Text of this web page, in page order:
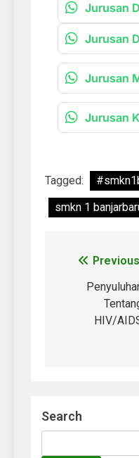
Jurusan
Jurusan
Jurusan
Jurusan
Tagged:
smkn 1
HIV/
Search